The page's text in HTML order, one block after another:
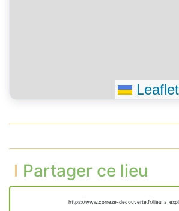
Leaflet
Partager ce lieu
https://www.correze-decouverte.fr/